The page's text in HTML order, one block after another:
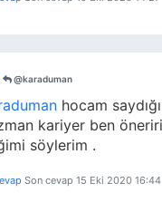
@karaduman
hocam
kariyer ben
söylerim .
Son cevap 15 Eki 2020 16:44